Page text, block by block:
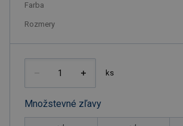
Farba
Rozmery
ks
Množstevné zľavy